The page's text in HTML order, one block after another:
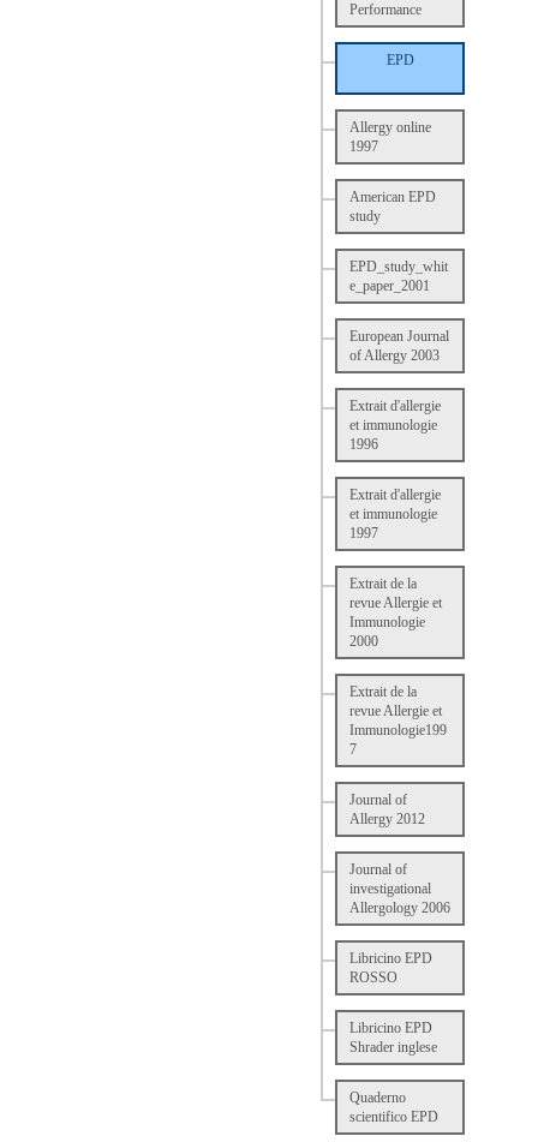
Performance
EPD
Allergy online
1997
American EPD
study
EPD_study_whit
e_paper_2001
European Journal
of Allergy 2003
Extrait d'allergie
et immunologie
1996
Extrait d'allergie
et immunologie
1997
Extrait de la
revue Allergie et
Immunologie
2000
Extrait de la
revue Allergie et
Immunologie199
7
Journal of
Allergy 2012
Journal of
investigational
Allergology 2006
Libricino EPD
ROSSO
Libricino EPD
Shrader inglese
Quaderno
scientifico EPD